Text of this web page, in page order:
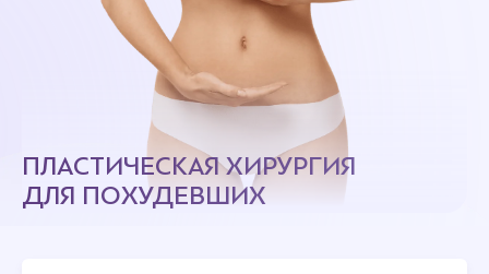
ПЛАСТИЧЕСКАЯ ХИРУРГИЯ
ДЛЯ ПОХУДЕВШИХ